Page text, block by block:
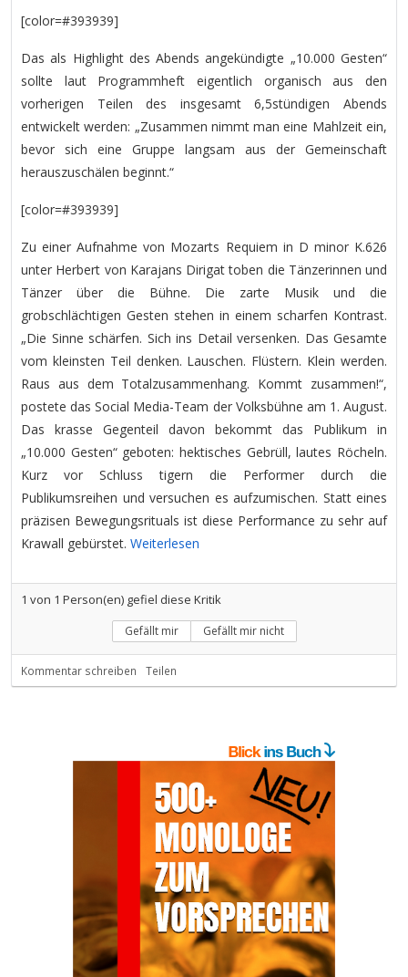
[color=#393939]
Das als Highlight des Abends angekündigte „10.000 Gesten“
sollte laut Programmheft eigentlich organisch aus den
vorherigen Teilen des insgesamt 6,5stündigen Abends
entwickelt werden: „Zusammen nimmt man eine Mahlzeit ein,
bevor sich eine Gruppe langsam aus der Gemeinschaft
herauszuschälen beginnt.“
[color=#393939]
Zu einer Aufnahme von Mozarts Requiem in D minor K.626
unter Herbert von Karajans Dirigat toben die Tänzerinnen und
Tänzer über die Bühne. Die zarte Musik und die
grobschlächtigen Gesten stehen in einem scharfen Kontrast.
„Die Sinne schärfen. Sich ins Detail versenken. Das Gesamte
vom kleinsten Teil denken. Lauschen. Flüstern. Klein werden.
Raus aus dem Totalzusammenhang. Kommt zusammen!“,
postete das Social Media-Team der Volksbühne am 1. August.
Das krasse Gegenteil davon bekommt das Publikum in
„10.000 Gesten“ geboten: hektisches Gebrüll, lautes Röcheln.
Kurz vor Schluss tigern die Performer durch die
Publikumsreihen und versuchen es aufzumischen. Statt eines
präzisen Bewegungsrituals ist diese Performance zu sehr auf
Krawall gebürstet. Weiterlesen
1 von 1 Person(en) gefiel diese Kritik
Gefällt mir Gefällt mir nicht
Kommentar schreiben Teilen